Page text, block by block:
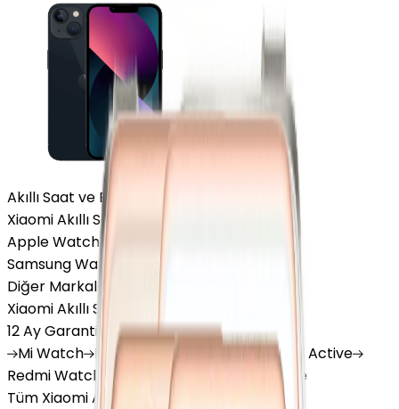
Akıllı Saat ve Bileklik
Xiaomi Akıllı Saat
Apple Watch
Samsung Watch
Diğer Markalar
Xiaomi Akıllı Saat
12 Ay Garanti • 6 Taksit
MiWatch Mi Watch Lite RedmiWatch 3 Active
RedmiWatch 5 Lite Redmi
Watch 5 Active
Tüm Xiaomi Akıllı Saat'lar